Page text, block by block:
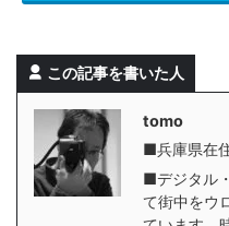
この記事を書いた人
tomo
■兵庫県在
■デジタル
て街中をウ